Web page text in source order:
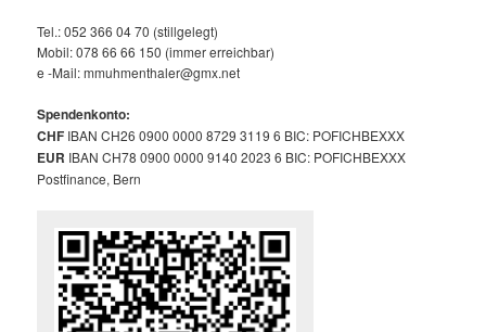
Tel.: 052 366 04 70 (stillgelegt)
Mobil: 078 66 66 150 (immer erreichbar)
e -Mail: mmuhmenthaler@gmx.net
Spendenkonto:
CHF IBAN CH26 0900 0000 8729 3119 6 BIC: POFICHBEXXX
EUR IBAN CH78 0900 0000 9140 2023 6 BIC: POFICHBEXXX
Postfinance, Bern